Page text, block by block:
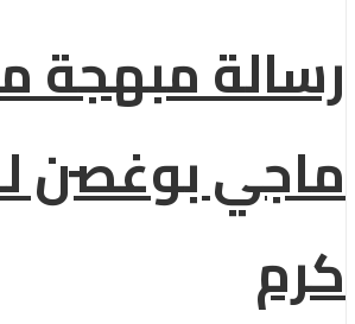
رسالة مبهجة
ماجي بوغصن
كرم